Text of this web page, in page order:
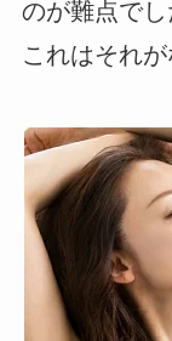
のが難点でし
これはそれが